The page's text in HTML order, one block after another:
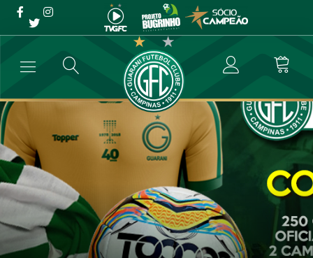
Promoção Novembro Sócio
Campeão
Sócio Campeão Promoção Novembro Sócio Campeão